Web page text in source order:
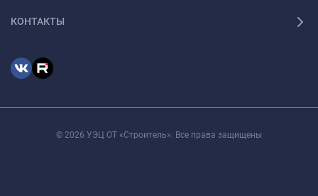
КОНТАКТЫ
© 2026 УЭЦ ОТ «Строитель». Все права защищены